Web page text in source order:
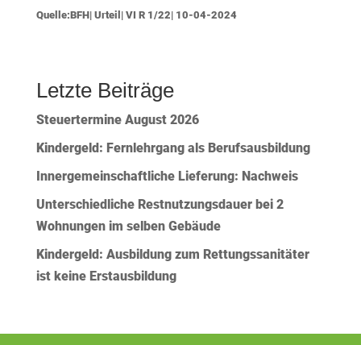
Quelle:BFH| Urteil| VI R 1/22| 10-04-2024
Letzte Beiträge
Steuertermine August 2026
Kindergeld: Fernlehrgang als Berufsausbildung
Innergemeinschaftliche Lieferung: Nachweis
Unterschiedliche Restnutzungsdauer bei 2
Wohnungen im selben Gebäude
Kindergeld: Ausbildung zum Rettungssanitäter
ist keine Erstausbildung